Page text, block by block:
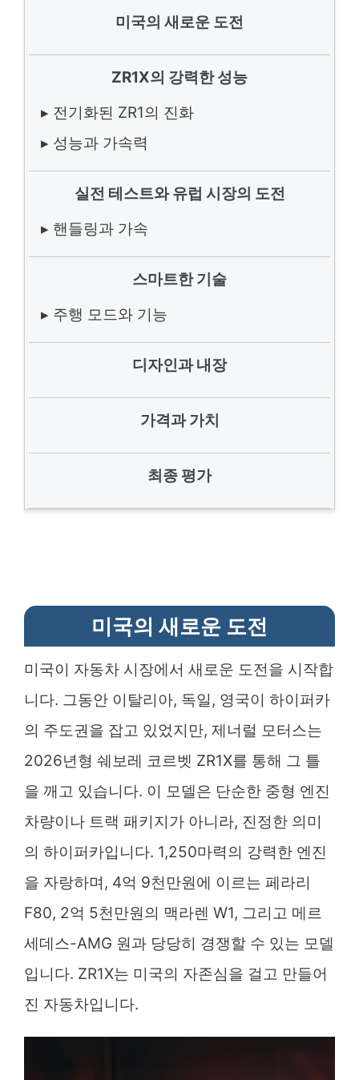
미국의 새로운 도전
ZR1X의 강력한 성능
▸ 전기화된 ZR1의 진화
▸ 성능과 가속력
실전 테스트와 유럽 시장의 도전
▸ 핸들링과 가속
스마트한 기술
▸ 주행 모드와 기능
디자인과 내장
가격과 가치
최종 평가
미국의 새로운 도전
미국이 자동차 시장에서 새로운 도전을 시작합
니다. 그동안 이탈리아, 독일, 영국이 하이퍼카
의 주도권을 잡고 있었지만, 제너럴 모터스는
2026년형 쉐보레 코르벳 ZR1X를 통해 그 틀
을 깨고 있습니다. 이 모델은 단순한 중형 엔진
차량이나 트랙 패키지가 아니라, 진정한 의미
의 하이퍼카입니다. 1,250마력의 강력한 엔진
을 자랑하며, 4억 9천만원에 이르는 페라리
F80, 2억 5천만원의 맥라렌 W1, 그리고 메르
세데스-AMG 원과 당당히 경쟁할 수 있는 모델
입니다. ZR1X는 미국의 자존심을 걸고 만들어
진 자동차입니다.